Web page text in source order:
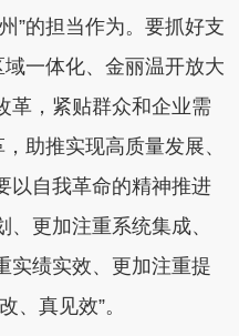
”的担当作为。要抓好支
域一体化、金丽温开放大
革，紧贴群众和企业需
助推实现高质量发展、
以自我革命的精神推进
更加注重系统集成、
实绩实效、更加注重提
、真见效”。